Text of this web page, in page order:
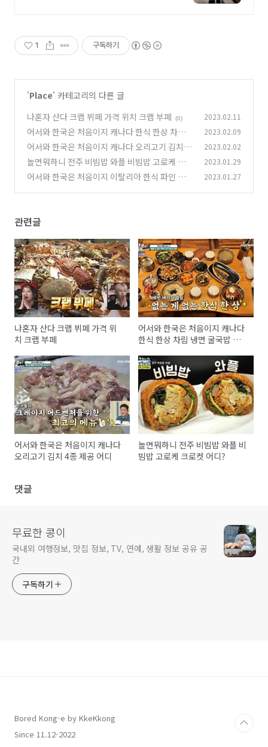
1 구독하기
'Place' 카테고리의 다른 글
나혼자 산다 크랩 뷔페 가격 위치 크랩 부페
(0) 2023.02.11
어서와 한국은 처음이지 캐나다 한식 한상 차림
냉면 굴국밥 떡만두국 흑돼지불백 (0)
2023.02.09
어서와 한국은 처음이지 캐나다 오리고기 김치 4
종 제공 어디 (0)
2023.02.02
놀면뭐하니 전주 비빔밥 와플 비빔밥 고로케 크로
켓 어디?
(0)
2023.01.29
어서와 한국은 처음이지 이탈리아 한식 파인 다이
2023.01.27
관련글
나혼자 산다 크랩 뷔페 가격 위
치 크랩 부페
어서와 한국은 처음이지 캐나다
한식 한상 차림 냉면 굴국밥 떡
어서와 한국은 처음이지 캐나다
오리고기 김치 4종 제공 어디
놀면뭐하니 전주 비빔밥 와플 비
빔밥 고로케 크로켓 어디?
댓글
무료한 콩이
국내외 여행정보, 맛집 정보, TV, 연예, 생활 정보 공유 공
간
구독하기
Bored Kong-e by KkeKkong
Since 11.12-2022